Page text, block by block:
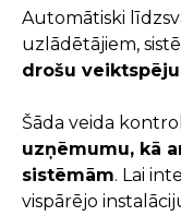
Automātiski
uzlādētājiem,
drošu veiktspēju
Šāda veida
uzņēmumu, kā
sistēmām. Lai
vispārējo